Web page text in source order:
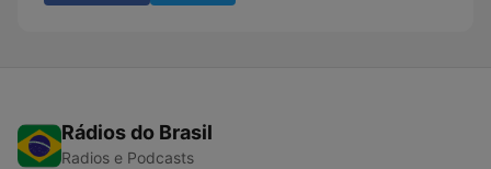
Rádios do Brasil
Radios e Podcasts